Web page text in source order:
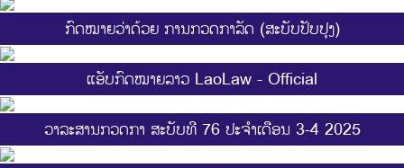
ກົດໝາຍວ່າດ້ວຍ ການກວດກາລັດ (ສະບັບປັບປຸງ)
ແອັບກົດໝາຍລາວ LaoLaw - Official
ວາລະສານກວດກາ ສະບັບທີ 76 ປະຈຳເດືອນ 3-4 2025